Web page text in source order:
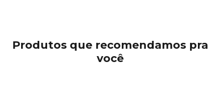
Produtos que recomendamos pra
você